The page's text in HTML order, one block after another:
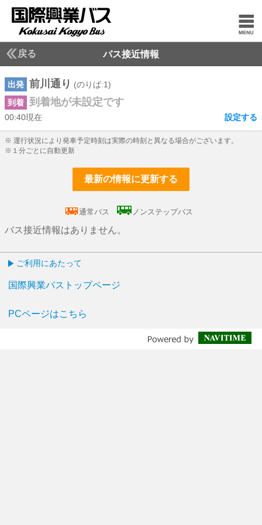
戻る バス接近情報
出発 前川通り (のりば:1)
到着 到着地が未設定です
設定する
00:40現在
※ 運行状況により発車予定時刻は実際の時刻と異なる場合がございます。
※１分ごとに自動更新
最新の情報に更新する
通常バス ノンステップバス
バス接近情報はありません。
ご利用にあたって
国際興業バストップページ
PCページはこちら